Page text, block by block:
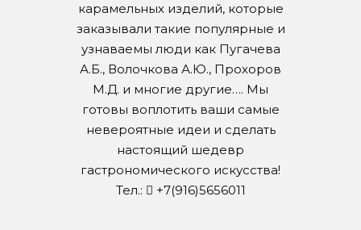
карамельных изделий, которые
заказывали такие популярные и
узнаваемы люди как Пугачева
А.Б., Волочкова А.Ю., Прохоров
М.Д. и многие другие…. Мы
готовы воплотить ваши самые
невероятные идеи и сделать
настоящий шедевр
гастрономического искусства!
Тел.:
+7(916)5656011